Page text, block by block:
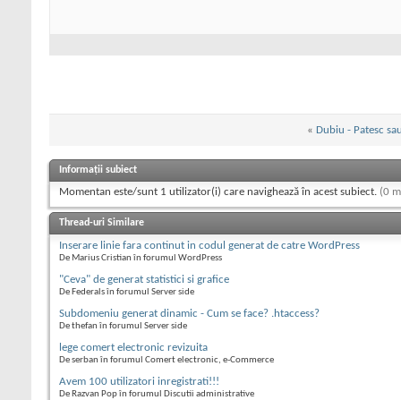
« Dubiu - Patesc
Informații subiect
Momentan este/sunt 1 utilizator(i) care navighează în acest subiect. (0
Thread-uri Similare
Inserare linie fara continut in codul generat de catre WordPress
De Marius Cristian în forumul WordPress
"Ceva" de generat statistici si grafice
De Federals în forumul Server side
Subdomeniu generat dinamic - Cum se face? .htaccess?
De thefan în forumul Server side
lege comert electronic revizuita
De serban în forumul Comert electronic, e-Commerce
Avem 100 utilizatori inregistrati!!!
De Razvan Pop în forumul Discutii administrative